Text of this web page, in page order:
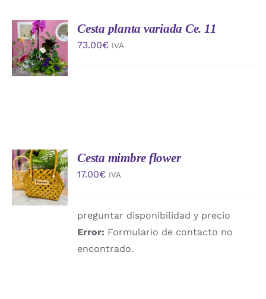
AÑADIR
AL
CARRITO
/
DETALLES
Cesta planta variada Ce. 11
73.00€ IVA
AÑADIR
AL
CARRITO
/
DETALLES
Cesta mimbre flower
17.00€ IVA
preguntar disponibilidad y precio
Error: Formulario de contacto no
encontrado.